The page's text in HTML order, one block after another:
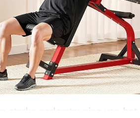
sterke ondersteuning van het